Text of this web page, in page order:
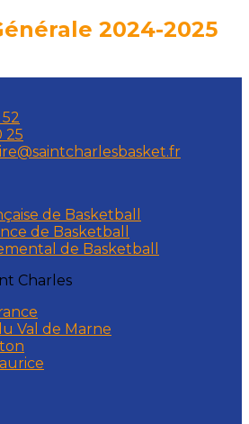
2024-2025
25
de Basketball
de Basketball
de Basketball
Charles
Val de Marne